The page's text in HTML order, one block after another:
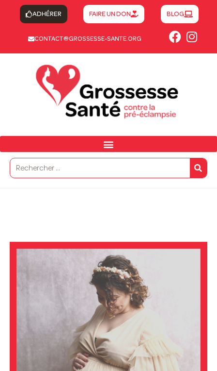
CONTACT@GROSSESSE-SANTE.ORG
BLOG
FAIRE UN DON
ADHÉRER